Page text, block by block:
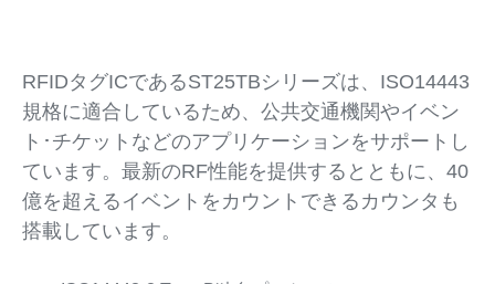
RFIDタグICであるST25TBシリーズは、ISO14443
規格に適合しているため、公共交通機関やイベン
ト･チケットなどのアプリケーションをサポートし
ています。最新のRF性能を提供するとともに、40
億を超えるイベントをカウントできるカウンタも
搭載しています。